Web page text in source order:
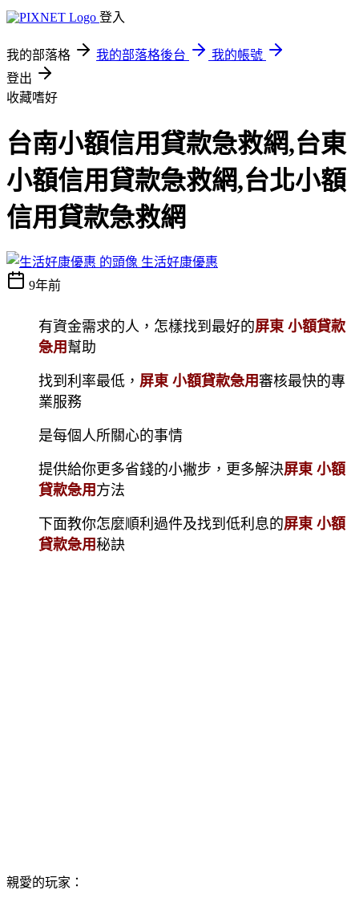
登入
我的部落格 我的部落格後台
我的帳號
登出
收藏嗜好
台南小額信用貸款急救網,台東
小額信用貸款急救網,台北小額
信用貸款急救網
生活好康優惠
9年前
有資金需求的人，怎樣找到最好的屏東 小額貸款
急用 幫助
找到利率最低， 屏東 小額貸款急用審核最快的專
業服務
是每個人所關心的事情
提供給你更多省錢的小撇步，更多解決屏東 小額
貸款急用 方法
下面教你怎麼順利過件及找到低利息的屏東 小額
貸款急用秘訣
親愛的玩家：